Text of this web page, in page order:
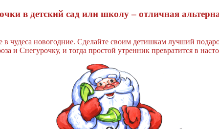
в детский сад или школу – отличная
в чудеса новогодние. Сделайте своим детишкам лучший
и Снегурочку, и тогда простой утренник превратится в